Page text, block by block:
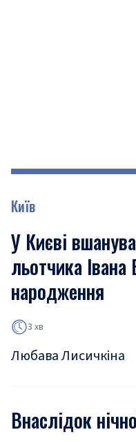
Київ
У Києві
льотчика
народження
3 хв
Любава Лисичкіна
Внаслідок